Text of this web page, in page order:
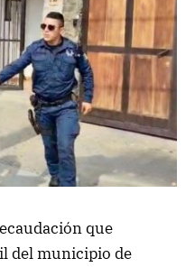
que
del municipio de